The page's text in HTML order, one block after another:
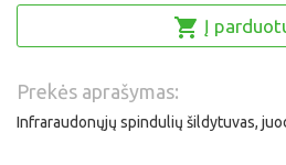
Į
Prekės aprašymas:
Infraraudonųjų spindulių šildytuvas,